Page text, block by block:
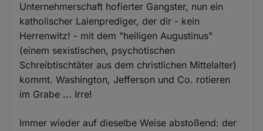
Unternehmerschaft hofierter Gangster, nun ein
katholischer Laienprediger, der dir - kein
Herrenwitz! - mit dem "heiligen Augustinus"
(einem sexistischen, psychotischen
Schreibtischtäter aus dem christlichen Mittelalter)
kommt. Washington, Jefferson und Co. rotieren
im Grabe ... Irre!
Immer wieder auf dieselbe Weise abstoßend: der